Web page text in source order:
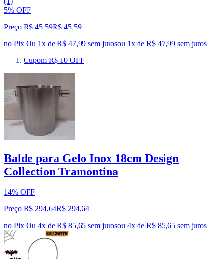
5% OFF
Preço R$ 45,59R$ 45,59
no Pix Ou 1x de R$ 47,99 sem jurosou 1x de R$ 47,99 sem juros
Cupom R$ 10 OFF
Balde para Gelo Inox 18cm Design
Collection Tramontina
14% OFF
Preço R$ 294,64R$ 294,64
no Pix Ou 4x de R$ 85,65 sem jurosou 4x de R$ 85,65 sem juros